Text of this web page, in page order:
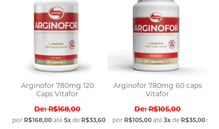
Arginofor 780mg 120
Caps Vitafor
R$168,00
por R$168,00 até 5x de R$33,60 sem juros
Arginofor 780mg 60 caps
Vitafor
R$105,00
por R$105,00até 3xde R$35,00